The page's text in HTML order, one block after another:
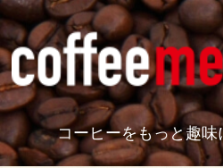
コーヒーをもっと趣味